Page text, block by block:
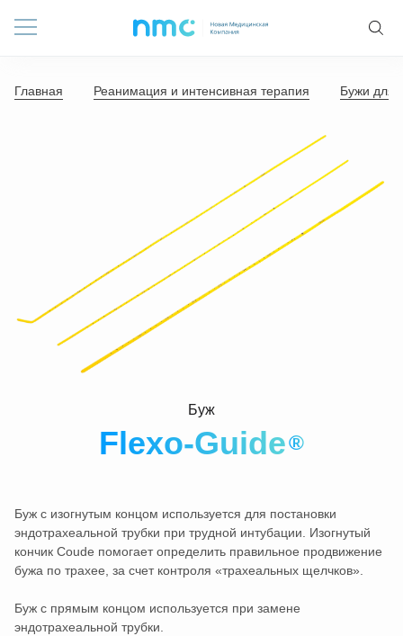
Главная Реанимация и интенсивная терапия Бужи для
Буж
Fleхo-Guide®
Буж с изогнутым концом используется для постановки
эндотрахеальной трубки при трудной интубации. Изогнутый
кончик Coude помогает определить правильное продвижение
бужа по трахее, за счет контроля «трахеальных щелчков».
Буж с прямым концом используется при замене
эндотрахеальной трубки.